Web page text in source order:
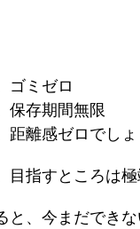
ゴミゼロ
保存期間無限
距離感ゼロでし
目指すところは
と、今まだでき